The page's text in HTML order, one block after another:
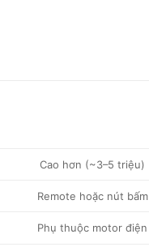
Cao hơn (~3–5 triệu)
Remote hoặc nút bấm
Phụ thuộc motor điện